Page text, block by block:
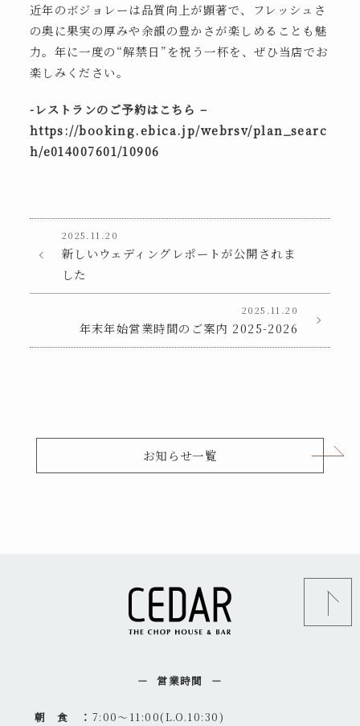
近年のボジョレーは品質向上が顕著で、フレッシュさ
の奥に果実の厚みや余韻の豊かさが楽しめることも魅
力。年に一度の“解禁日”を祝う一杯を、ぜひ当店でお
楽しみください。
-レストランのご予約はこちら –
https://booking.ebica.jp/webrsv/plan_searc
h/e014007601/10906
2025.11.20
新しいウェディングレポートが公開されま
した
2025.11.20
年末年始営業時間のご案内 2025-2026
お知らせ一覧
営業時間
朝 食 ： 7:00～11:00(L.O.10:30)